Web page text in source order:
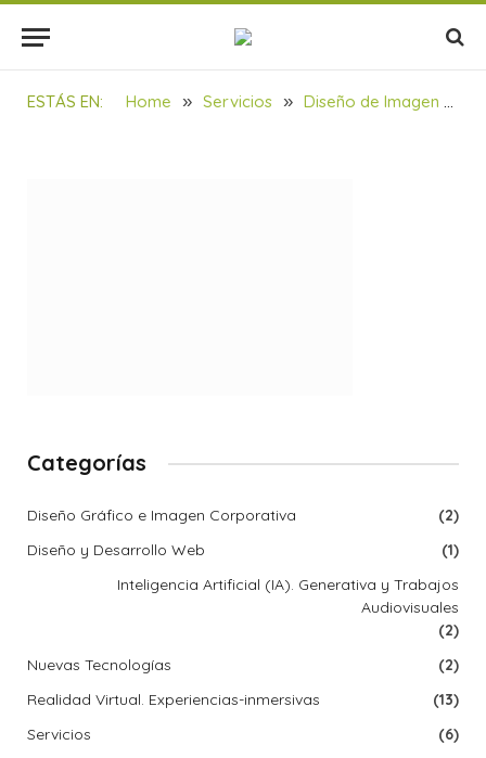
ESTÁS EN: Home » Servicios » Diseño de Imagen Corporativa Kimiker Group
PROYECTOS_Kimiker
BY SOULBILBAO 19/02/2022 1 MIN READ
Categorías
Diseño Gráfico e Imagen Corporativa
(2)
Diseño y Desarrollo Web
(1)
Inteligencia Artificial (IA). Generativa y Trabajos
Audiovisuales
(2)
Nuevas Tecnologías
(2)
Realidad Virtual. Experiencias-inmersivas
(13)
Servicios
(6)